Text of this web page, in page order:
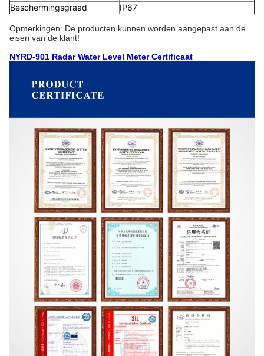
Beschermingsgraad IP67
Opmerkingen: De producten kunnen worden aangepast aan de
eisen van de klant!
NYRD-901 Radar Water Level Meter Certificaat